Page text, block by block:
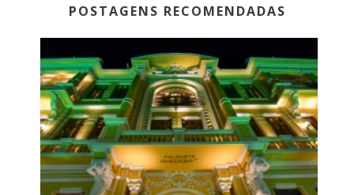
POSTAGENS RECOMENDADAS